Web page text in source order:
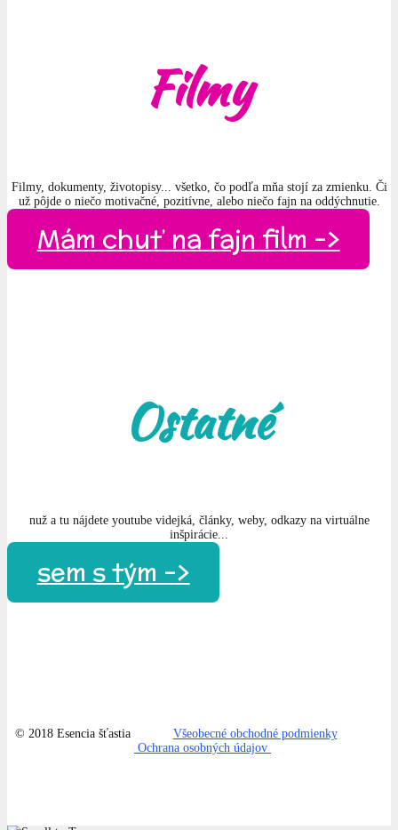
Filmy
Filmy, dokumenty, životopisy... všetko, čo podľa mňa stojí za zmienku. Či
už pôjde o niečo motivačné, pozitívne, alebo niečo fajn na oddýchnutie.
Mám chuť na fajn film ->
Ostatné
nuž a tu nájdete youtube videjká, články, weby, odkazy na virtuálne
inšpirácie...
sem s tým ->
© 2018 Esencia šťastia Všeobecné obchodné podmienky
Ochrana osobných údajov